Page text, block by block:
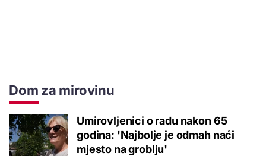
Dom za mirovinu
Umirovljenici o radu nakon 65
godina: 'Najbolje je odmah naći
mjesto na groblju'